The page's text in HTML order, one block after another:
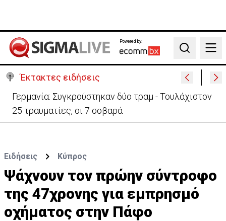
Powered by:
Search
Έκτακτες ειδήσεις
Γερμανία: Συγκρούστηκαν δύο τραμ - Τουλάχιστον
25 τραυματίες, οι 7 σοβαρά
Ειδήσεις Κύπρος
Ψάχνουν τον πρώην σύντροφο
της 47χρονης για εμπρησμό
οχήματος στην Πάφο